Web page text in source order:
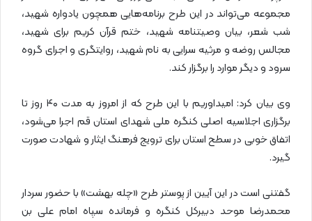
مجموعه می‌تواند در این طرح برنامه‌هایی همچون یادواره شهید،
شب شعر، بیان وصیتنامه شهید، ختم قرآن کریم برای شهید،
مجالس روضه و مرثیه سرایی به نام شهید، روایتگری و اجرای گروه
سرود و دیگر موارد را برگزار کند.
وی بیان کرد: امیداوریم با این طرح که از امروز به مدت ۴۰ روز تا
برگزاری اجلاسیه اصلی کنگره ملی شهدای استان قم اجرا می‌شود،
اتفاق خوبی در سطح استان برای ترویج فرهنگ ایثار و شهادت صورت
گیرد.
گفتنی است در این آیین از پوستر طرح «چله بهشت» با حضور سردار
محمدرضا موحد دبیرکل کنگره و فرمانده سپاه امام علی بن